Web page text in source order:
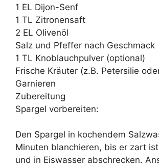
1 EL Dijon-Senf
1 TL Zitronensaft
2 EL Olivenöl
Salz und Pfeffer nach Geschmack
1 TL Knoblauchpulver (optional)
Frische Kräuter (z.B. Petersilie
Garnieren
Zubereitung
Spargel vorbereiten:
Den Spargel in kochendem
Minuten blanchieren, bis er zart
und in Eiswasser abschrecken.